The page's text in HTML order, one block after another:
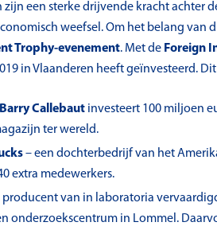
een sterke drijvende kracht achter
weefsel. Om het belang van
Trophy-evenement. Met de Foreign
in Vlaanderen heeft geïnvesteerd.
Barry Callebaut investeert 100 miljoen
ter wereld.
– een dochterbedrijf van het
extra medewerkers.
producent van in laboratoria
onderzoekscentrum in Lommel.